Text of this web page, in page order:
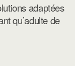
adaptées
qu’adulte de